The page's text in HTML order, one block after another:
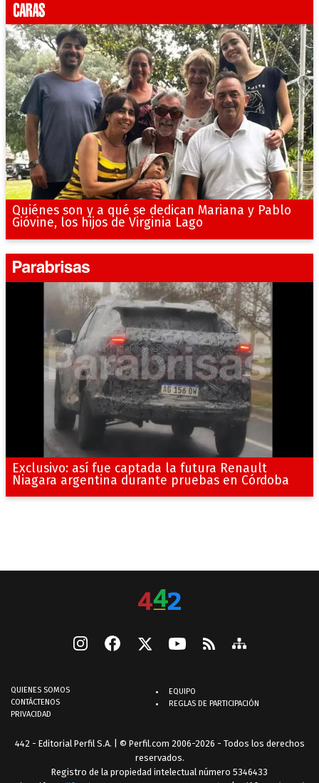
Quiénes son y a qué se dedican Mariana y Pablo
Gióvine, los hijos de Virginia Lago
Exclusivo: así fue captada la futura Renault
Niagara argentina durante pruebas en Córdoba
QUIENES SOMOS
CONTÁCTENOS
PRIVACIDAD
EQUIPO
REGLAS DE PARTICIPACIÓN
442 - Editorial Perfil S.A. | © Perfil.com 2006-2026 - Todos los derechos
reservados.
Registro de la propiedad intelectual número 5346433